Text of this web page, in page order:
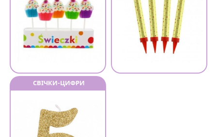
СВІЧКИ-ЦИФРИ